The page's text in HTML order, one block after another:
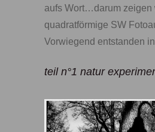
aufs Wort…darum zeigen
quadratförmige SW
Vorwiegend entstanden
teil n°1 natur